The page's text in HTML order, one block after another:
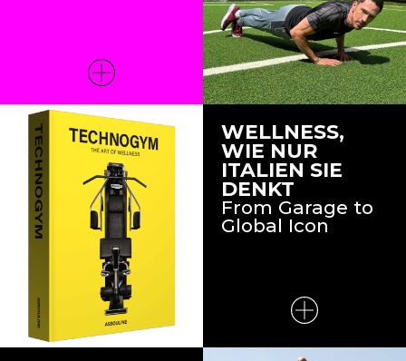
WELLNESS,
WIE NUR
ITALIEN SIE
DENKT
From Garage to
Global Icon